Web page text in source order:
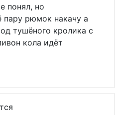
понял, но
пару рюмок накачу а
тушёного кролика с
кола идёт